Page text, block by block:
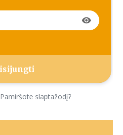
visibility
Pamiršote slaptažodį?